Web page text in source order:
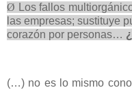
Ø Los fallos
las empresas; sustituye
corazón por personas…
(…) no es lo mismo